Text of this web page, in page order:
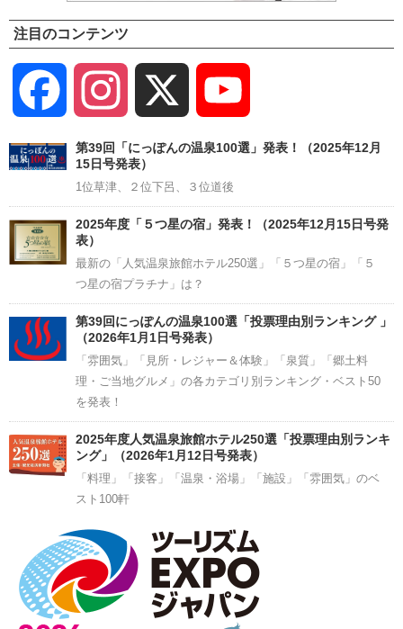
注目のコンテンツ
Facebook Instagram
Channel
第39回「にっぽんの温泉100選」発表！（2025年12月
15日号発表）
1位草津、２位下呂、３位道後
2025年度「５つ星の宿」発表！（2025年12月15日号発
表）
最新の「人気温泉旅館ホテル250選」「５つ星の宿」「５
つ星の宿プラチナ」は？
第39回にっぽんの温泉100選「投票理由別ランキング 」
（2026年1月1日号発表）
「雰囲気」「見所・レジャー＆体験」「泉質」「郷土料
理・ご当地グルメ」の各カテゴリ別ランキング・ベスト50
を発表！
2025年度人気温泉旅館ホテル250選「投票理由別ランキ
ング」（2026年1月12日号発表）
「料理」「接客」「温泉・浴場」「施設」「雰囲気」のベ
スト100軒